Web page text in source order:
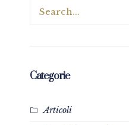
Categorie
Articoli